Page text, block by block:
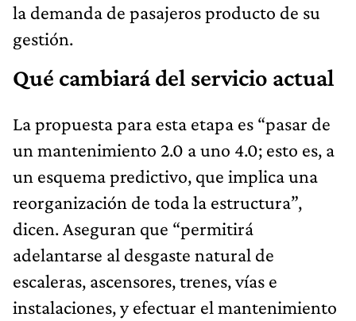
la demanda de pasajeros producto de su
gestión.
Qué cambiará del servicio actual
La propuesta para esta etapa es “pasar de
un mantenimiento 2.0 a uno 4.0; esto es, a
un esquema predictivo, que implica una
reorganización de toda la estructura”,
dicen. Aseguran que “permitirá
adelantarse al desgaste natural de
escaleras, ascensores, trenes, vías e
instalaciones, y efectuar el mantenimiento